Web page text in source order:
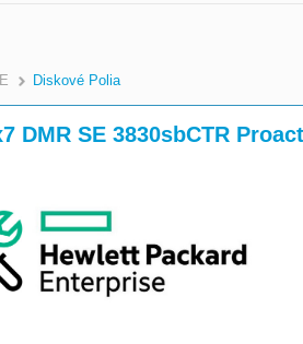
>
Diskové Polia
DMR SE 3830sbCTR